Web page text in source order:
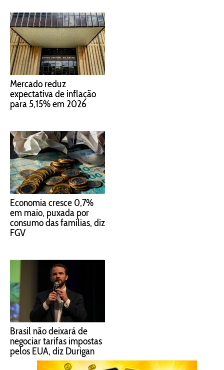
Mercado reduz
expectativa de inflação
para 5,15% em 2026
Economia cresce 0,7%
em maio, puxada por
consumo das famílias, diz
FGV
Brasil não deixará de
negociar tarifas impostas
pelos EUA, diz Durigan